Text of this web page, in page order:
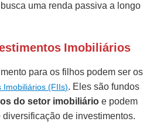
uma renda passiva a longo
Imobiliários
para os filhos podem ser os
Imobiliários (FIIs). Eles são fundos
do setor imobiliárioe podem
de investimentos.